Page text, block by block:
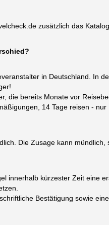
zusätzlich das
in Deutschland. In
die bereits Monate vor
14 Tage reisen - nur
Die Zusage kann
innerhalb kürzester Zeit eine
Bestätigung sowie eine